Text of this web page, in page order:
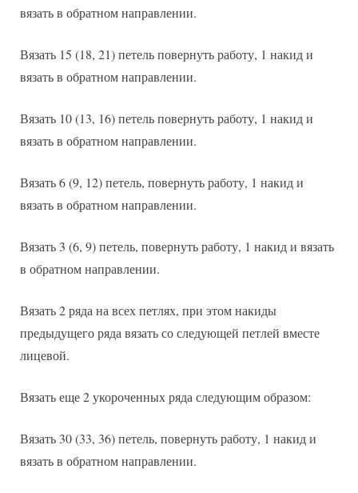
вязать в обратном направлении.
Вязать 15 (18, 21) петель повернуть работу, 1 накид и
вязать в обратном направлении.
Вязать 10 (13, 16) петель повернуть работу, 1 накид и
вязать в обратном направлении.
Вязать 6 (9, 12) петель, повернуть работу, 1 накид и
вязать в обратном направлении.
Вязать 3 (6, 9) петель, повернуть работу, 1 накид и вязать
в обратном направлении.
Вязать 2 ряда на всех петлях, при этом накиды
предыдущего ряда вязать со следующей петлей вместе
лицевой.
Вязать еще 2 укороченных ряда следующим образом:
Вязать 30 (33, 36) петель, повернуть работу, 1 накид и
вязать в обратном направлении.